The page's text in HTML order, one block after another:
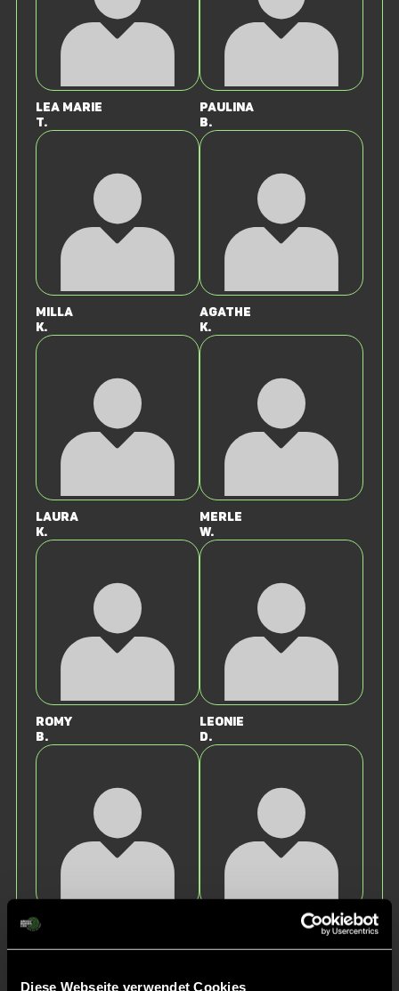
Diese Webseite verwendet Cookies
Lea Marie
T.
Paulina
B.
Milla
K.
Agathe
K.
Laura
K.
Merle
W.
Romy
B.
Leonie
D.
Linnea